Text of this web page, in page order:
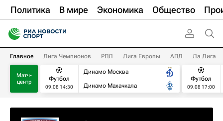
Политика В мире Экономика Общество
Главное Лига Чемпионов РПЛ Лига Европы АПЛ Ла Лига
Матч-
центр
Футбол
09.08 14:30
Динамо Москва
Динамо Махачкала
Футбол
09.08 17:00